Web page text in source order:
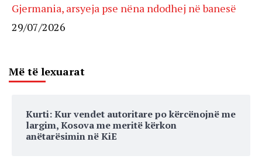
Gjermania, arsyeja pse nëna ndodhej në banesë
29/07/2026
Më të lexuarat
Kurti: Kur vendet autoritare po kërcënojnë me
largim, Kosova me meritë kërkon
anëtarësimin në KiE